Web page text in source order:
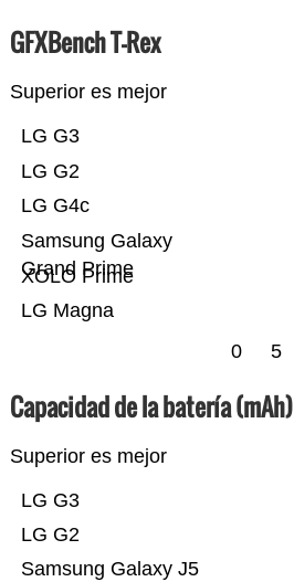
GFXBench T-Rex
Superior es mejor
LG Magna
XOLO Prime
Samsung Galaxy
Grand Prime
LG G4c
LG G2
LG G3
0 5
Capacidad de la batería (mAh)
Superior es mejor
Samsung Galaxy J5
LG G2
LG G3